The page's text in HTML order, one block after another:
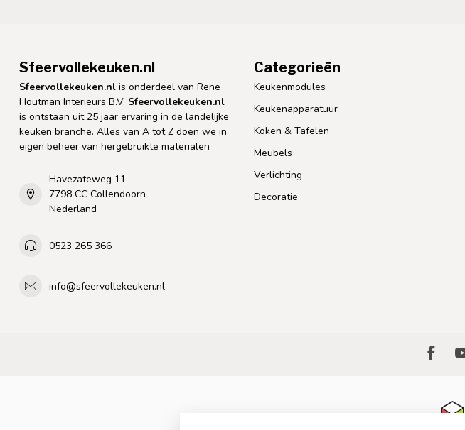
Sfeervollekeuken.nl
Sfeervollekeuken.nl is onderdeel van Rene
Houtman Interieurs B.V. Sfeervollekeuken.nl
is ontstaan uit 25 jaar ervaring in de landelijke
keuken branche. Alles van A tot Z doen we in
eigen beheer van hergebruikte materialen
Havezateweg 11
7798 CC Collendoorn
Nederland
0523 265 366
info@sfeervollekeuken.nl
Categorieën
Keukenmodules
Keukenapparatuur
Koken & Tafelen
Meubels
Verlichting
Decoratie